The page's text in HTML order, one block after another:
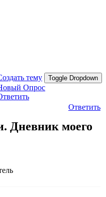
тему Toggle Dropdown
Опрос
Ответить
Дневник моего